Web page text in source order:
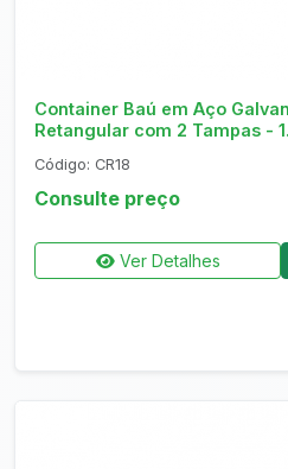
Container Baú em Aço
Retangular com 2 Tampas -
Código: CR18
Consulte preço
Ver Detalhes